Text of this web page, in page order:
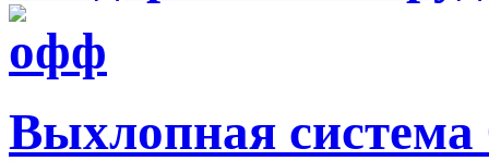
Выхлопная система